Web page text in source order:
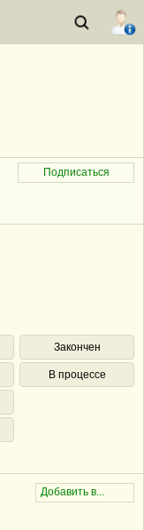
Закончен
В процессе